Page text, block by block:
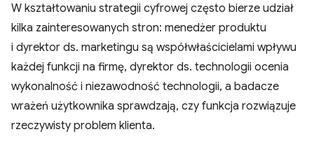
W kształtowaniu strategii cyfrowej często bierze udział
kilka zainteresowanych stron: menedżer produktu
i dyrektor ds. marketingu są współwłaścicielami wpływu
każdej funkcji na firmę, dyrektor ds. technologii ocenia
wykonalność i niezawodność technologii, a badacze
wrażeń użytkownika sprawdzają, czy funkcja rozwiązuje
rzeczywisty problem klienta.